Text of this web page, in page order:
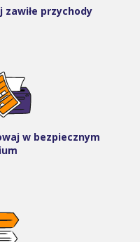
przychody
w bezpiecznym